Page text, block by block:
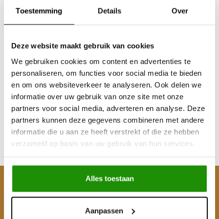
Toestemming Details Over
Deze website maakt gebruik van cookies
We gebruiken cookies om content en advertenties te
personaliseren, om functies voor social media te bieden
en om ons websiteverkeer te analyseren. Ook delen we
informatie over uw gebruik van onze site met onze
partners voor social media, adverteren en analyse. Deze
partners kunnen deze gegevens combineren met andere
informatie die u aan ze heeft verstrekt of die ze hebben
verzameld op basis van uw gebruik van hun services.
Alles toestaan
Aanpassen
RAPID TIRE DEFLATOR
€28,88
Excl. btw
Incl. btw
RAPID TIRE DEFLATOR
€28,88
Excl. btw
Incl. btw